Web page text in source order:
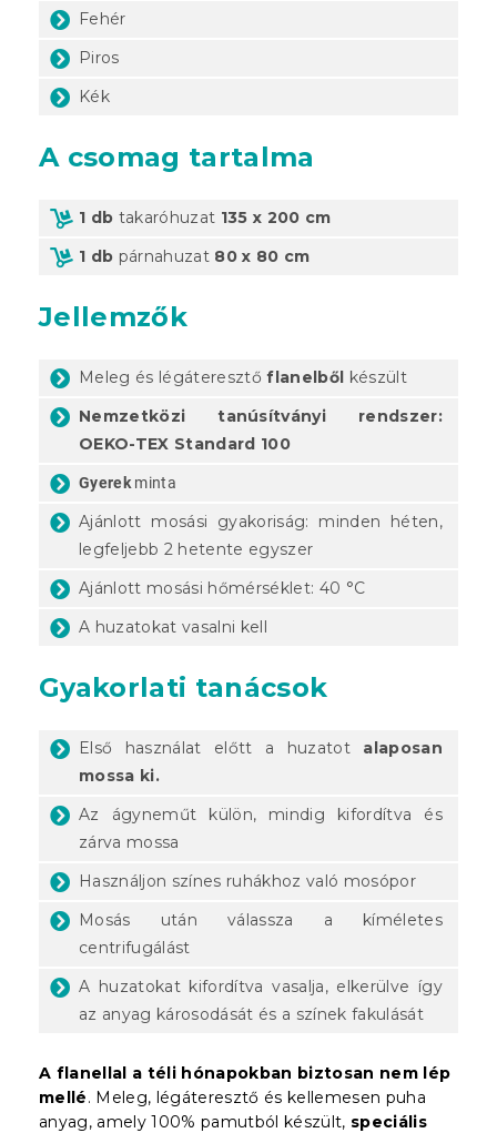
Fehér
Piros
Kék
A csomag tartalma
1 db takaróhuzat 135 x 200 cm
1 db párnahuzat 80 x 80 cm
Jellemzők
Meleg és légáteresztőflanelből készült
Nemzetközi tanúsítványi rendszer:
OEKO-TEX Standard 100
Gyerek minta
Ajánlott mosási gyakoriság: minden héten,
legfeljebb 2 hetente egyszer
Ajánlott mosási hőmérséklet: 40 °C
A huzatokat vasalni kell
Gyakorlati tanácsok
Első használat előtt a huzatot alaposan
mossa ki.
Az ágyneműt külön, mindig kifordítva és
zárva mossa
Használjon színes ruhákhoz való mosópor
Mosás után válassza a kíméletes
centrifugálást
A huzatokat kifordítva vasalja, elkerülve így
az anyag károsodását és a színek fakulását
A flanellal a téli hónapokban biztosan nem lép
mellé. Meleg, légáteresztő és kellemesen puha
anyag, amely 100% pamutból készült, speciális